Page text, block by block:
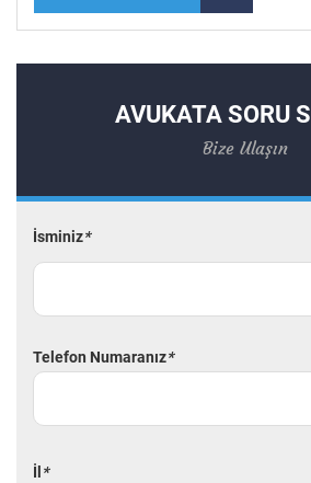
AVUKATA SORU
Bize Ulaşın
İsminiz*
Telefon Numaranız*
İl *